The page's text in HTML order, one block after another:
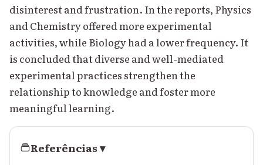
disinterest and frustration. In the reports, Physics
and Chemistry offered more experimental
activities, while Biology had a lower frequency. It
is concluded that diverse and well-mediated
experimental practices strengthen the
relationship to knowledge and foster more
meaningful learning.
Referências▾